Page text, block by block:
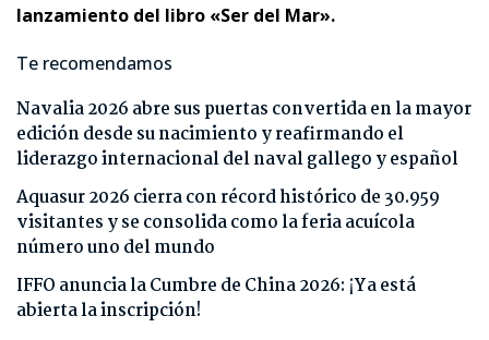
lanzamiento del libro «Ser del Mar».
Te recomendamos
Navalia 2026 abre sus puertas convertida en la mayor
edición desde su nacimiento y reafirmando el
liderazgo internacional del naval gallego y español
Aquasur 2026 cierra con récord histórico de 30.959
visitantes y se consolida como la feria acuícola
número uno del mundo
IFFO anuncia la Cumbre de China 2026: ¡Ya está
abierta la inscripción!